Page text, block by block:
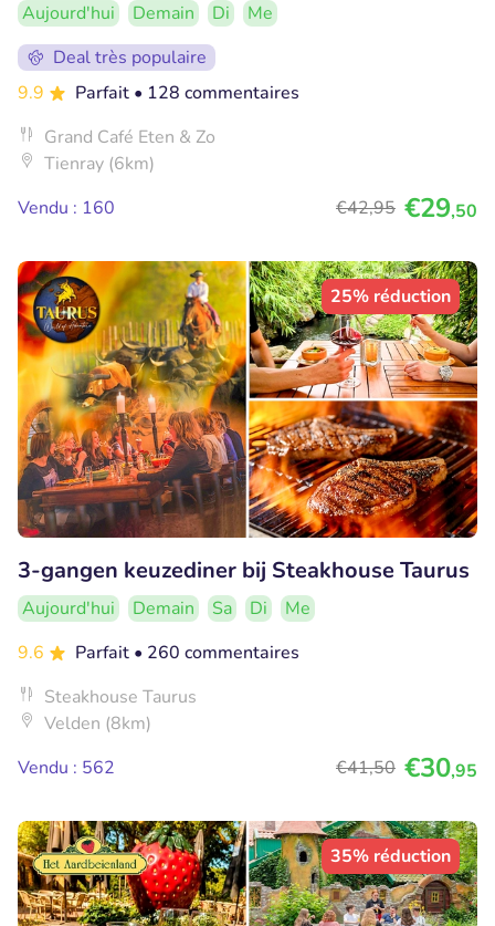
Aujourd'hui Demain Di
Me
Deal très populaire
9.9
Parfait • 128 commentaires
Grand Café Eten & Zo
Tienray (6km)
Vendu : 160
€42,95 €29,50
25% réduction
3-gangen keuzediner bij Steakhouse Taurus
Aujourd'hui Demain Sa Di
Me
9.6
Parfait • 260 commentaires
Steakhouse Taurus
Velden (8km)
Vendu : 562
€41,50 €30,95
35% réduction